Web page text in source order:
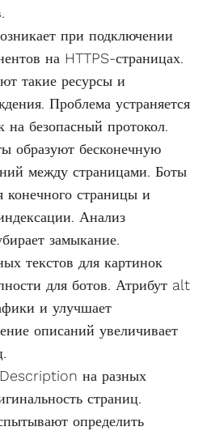
при подключении
на HTTPS-страницах.
такие ресурсы и
Проблема устраняется
на безопасный протокол.
образуют бесконечную
между страницами. Боты
конечного страницы и
Анализ
замыкание.
текстов для картинок
для ботов. Атрибут alt
и улучшает
описаний увеличивает
на разных
страниц.
определить